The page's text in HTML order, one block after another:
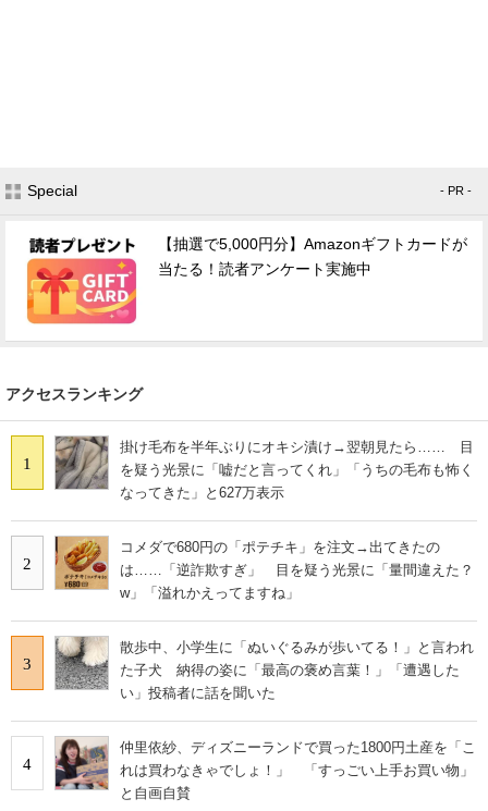
Special - PR -
【抽選で5,000円分】Amazonギフトカードが
当たる！読者アンケート実施中
アクセスランキング
1
掛け毛布を半年ぶりにオキシ漬け→翌朝見たら…… 目
を疑う光景に「嘘だと言ってくれ」「うちの毛布も怖く
なってきた」と627万表示
2
コメダで680円の「ポテチキ」を注文→出てきたの
は……「逆詐欺すぎ」 目を疑う光景に「量間違えた？
w」「溢れかえってますね」
3
散歩中、小学生に「ぬいぐるみが歩いてる！」と言われ
た子犬 納得の姿に「最高の褒め言葉！」「遭遇した
い」投稿者に話を聞いた
4
仲里依紗、ディズニーランドで買った1800円土産を「こ
れは買わなきゃでしょ！」 「すっごい上手お買い物」
と自画自賛